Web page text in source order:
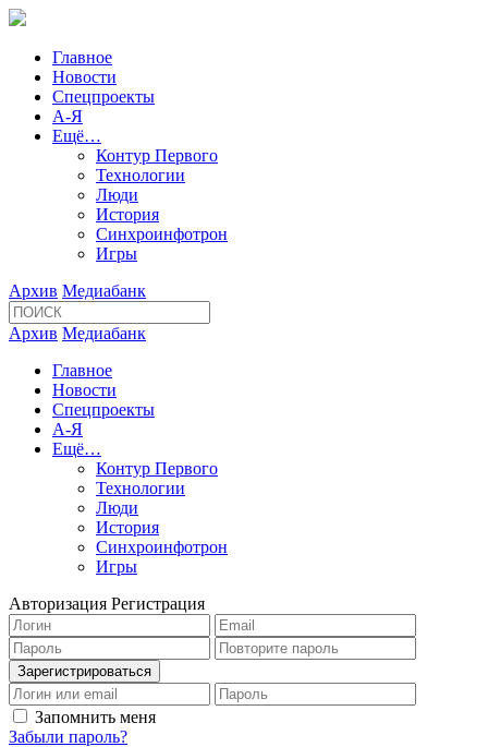
Главное
Новости
Спецпроекты
А-Я
Ещё…
Контур Первого
Технологии
Люди
История
Синхроинфотрон
Игры
Архив Медиабанк
Архив Медиабанк
Главное
Новости
Спецпроекты
А-Я
Ещё…
Контур Первого
Технологии
Люди
История
Синхроинфотрон
Игры
Авторизация Регистрация
Запомнить меня
Забыли пароль?